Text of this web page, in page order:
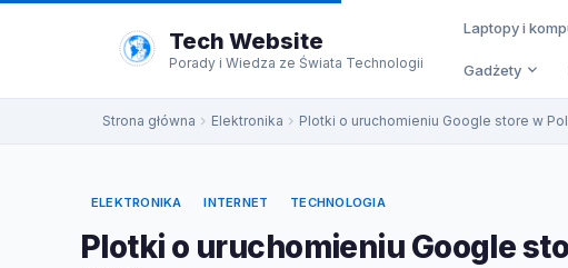
do
Tech Website
Porady i Wiedza ze Świata Technologii
Laptopy i
Gadżety
Strona główna Elektronika Plotki o uruchomieniu Google store w
ELEKTRONIKA INTERNET TECHNOLOGIA
Plotki o uruchomieniu Google